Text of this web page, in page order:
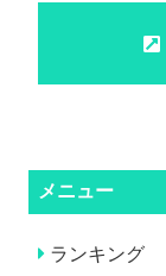
メニュー
ランキング